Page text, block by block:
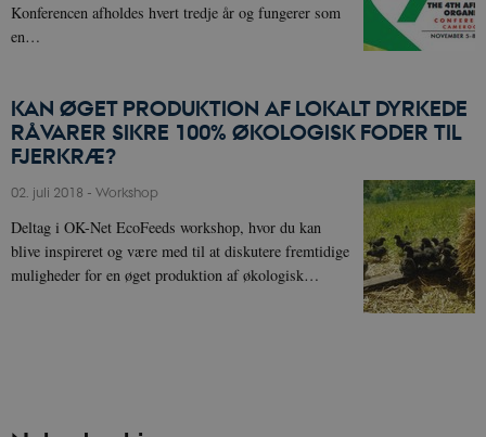
Konferencen afholdes hvert tredje år og fungerer som
en…
KAN ØGET PRODUKTION AF LOKALT DYRKEDE
RÅVARER SIKRE 100% ØKOLOGISK FODER TIL
FJERKRÆ?
02. juli 2018 - Workshop
Deltag i OK-Net EcoFeeds workshop, hvor du kan
blive inspireret og være med til at diskutere fremtidige
muligheder for en øget produktion af økologisk…